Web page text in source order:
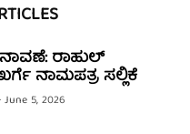
ರಾಹುಲ್
ನಾಮಪತ್ರ ಸಲ್ಲಿಕೆ
June 5, 2026